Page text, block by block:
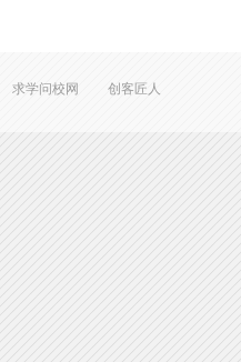
求学问校网 创客匠人